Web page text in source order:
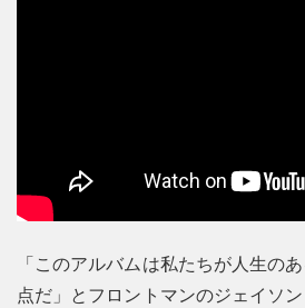
「このアルバムは私たちが人生の
点だ」とフロントマンのジェイソ